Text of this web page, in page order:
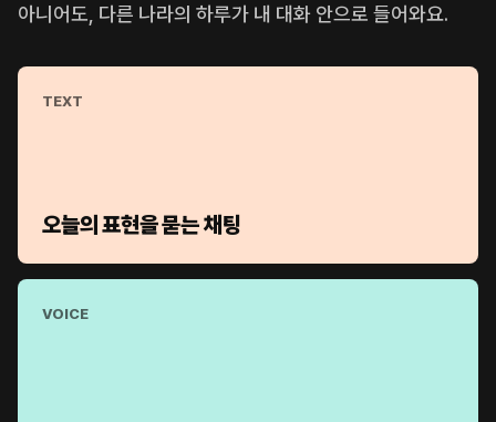
아니어도, 다른 나라의 하루가 내 대화 안으로 들어와요.
TEXT
오늘의 표현을 묻는 채팅
VOICE